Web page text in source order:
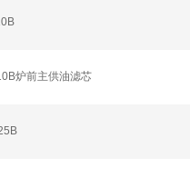
炉前主供油滤芯